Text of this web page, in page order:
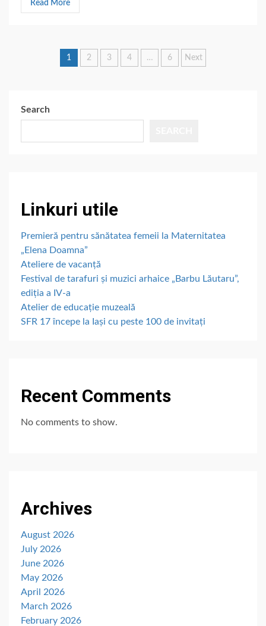
Read More
Posts
1 2 3 4 … 6 Next
Search
Linkuri utile
Premieră pentru sănătatea femeii la Maternitatea
„Elena Doamna”
Ateliere de vacanță
Festival de tarafuri și muzici arhaice „Barbu Lăutaru”,
ediția a IV-a
Atelier de educație muzeală
SFR 17 începe la Iași cu peste 100 de invitați
Recent Comments
No comments to show.
Archives
August 2026
July 2026
June 2026
May 2026
April 2026
March 2026
February 2026